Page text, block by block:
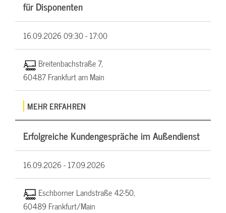
für Disponenten
16.09.202609:30 - 17:00
Breitenbachstraße 7,
60487 Frankfurt am Main
MEHR ERFAHREN
Erfolgreiche Kundengespräche im Außendienst
16.09.2026 -17.09.2026
Eschborner Landstraße 42-50,
60489 Frankfurt/Main